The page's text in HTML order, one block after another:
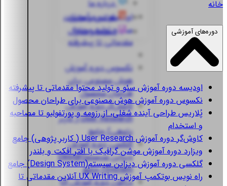
اودیسهدوره آموزش
سئو و تولید محتوا
مقدماتی تا پیشرفته
نکسوسدوره آموزش
هوش مصنوعی برای
طراحان محصول
کاوش‌گردوره آموزش
User Research ( کاربر
پژوهی) جامع
گلکسیدوره آموزش
دیزاین سیستم(Design
System) جامع
دراگون
دوره آموزش UI
درباره ما
قوانین و مقررات
استعلام مدارک
خانه
دوره‌های آموزشی
اودیسهدوره آموزش سئو و تولید محتوا مقدماتی تا پیشرفته
نکسوسدوره آموزش هوش مصنوعی برای طراحان محصول
پُلاریسطراحی آینده شغلی، از رزومه و پورتفولیو تا مصاحبه
و استخدام
کاوش‌گردوره آموزش User Research ( کاربر پژوهی) جامع
ویزارددوره آموزش موشن گرافیک با افتر افکت و بلندر
گلکسیدوره آموزش دیزاین سیستم(Design System) جامع
راه نویس
بوتکمپ آموزش UX Writing آنلاین مقدماتی تا